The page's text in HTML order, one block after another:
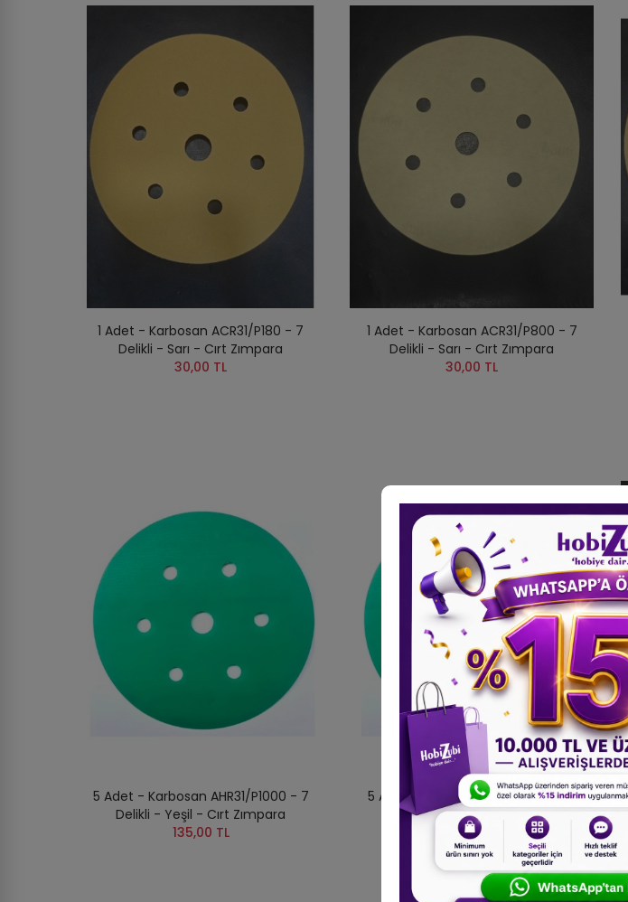
1 Adet - Karbosan ACR31/P180 - 7
Delikli - Sarı - Cırt Zımpara
30,00 TL
1 Adet - Karbosan ACR31/P800 - 7
Delikli - Sarı - Cırt Zımpara
30,00 TL
5 Adet - Karbosan AHR31/P1000 - 7
Delikli - Yeşil - Cırt Zımpara
135,00 TL
5 Adet - Karbosan AHR31/1500 - 7
Delikli - Yeşil - Cırt Zımpara
135,00 TL